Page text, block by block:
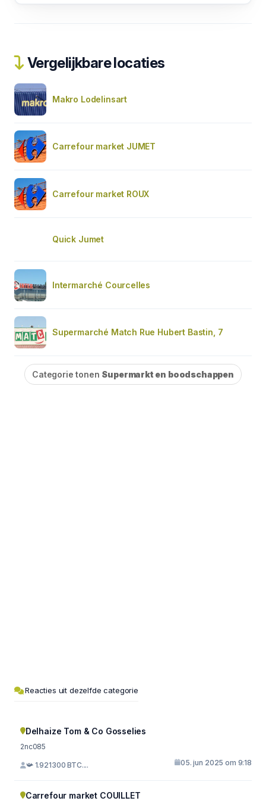
Vergelijkbare locaties
Makro Lodelinsart
Carrefour market JUMET
Carrefour market ROUX
Quick Jumet
Intermarché Courcelles
Supermarché Match Rue Hubert Bastin, 7
Categorie tonen Supermarkt en boodschappen
Reacties uit dezelfde categorie
Delhaize Tom & Co Gosselies
2nc085
📯 1.921300 BTC.... 05. jun 2025 om 9:18
Carrefour market COUILLET